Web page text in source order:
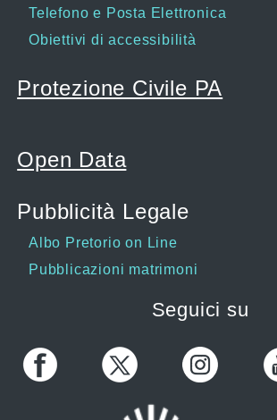
Telefono e Posta Elettronica
Obiettivi di accessibilità
Protezione Civile PA
Open Data
Pubblicità Legale
Albo Pretorio on Line
Pubblicazioni matrimoni
Seguici su